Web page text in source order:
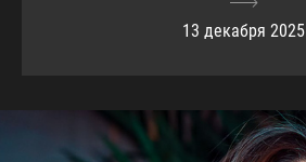
13 декабря 2025